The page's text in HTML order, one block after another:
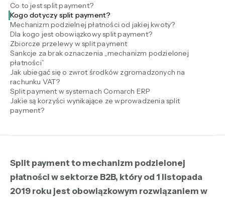
Co to jest split payment?
Kogo dotyczy split payment?
Mechanizm podzielnej płatności od jakiej kwoty?
Dla kogo jest obowiązkowy split payment?
Zbiorcze przelewy w split payment
Sankcje za brak oznaczenia „mechanizm podzielonej
płatności”
Jak ubiegać się o zwrot środków zgromadzonych na
rachunku VAT?
Split payment w systemach Comarch ERP
Jakie są korzyści wynikające ze wprowadzenia split
payment?
Split payment to mechanizm podzielonej
płatności w sektorze B2B, który od 1 listopada
2019 roku jest obowiązkowym rozwiązaniem w